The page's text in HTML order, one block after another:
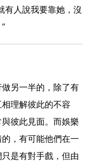
有人說我要靠她，沒
另一半的，除了有
理解彼此的不容
彼此見面。而娛樂
，有可能他們在一
是有對手戲，但由